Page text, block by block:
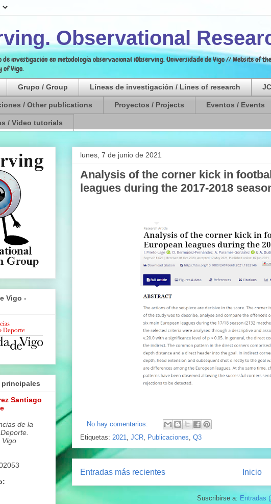
Observational
investigación en metodología observacional iObserving. Universidade de Vigo // Website of
of Vigo.
Grupo / Group Líneas de investigación / Lines of research
/ Other publications Proyectos / Projects Eventos / Events
/ Video tutorials
lunes, 7 de junio de 2021
Analysis of the corner kick in
leagues during the 2017-2018
No hay comentarios:
Etiquetas: 2021, JCR, Publicaciones, Q3
Entradas más recientes Inicio
Suscribirse a: Entradas
Vigo -
Santiago
de la
Vigo